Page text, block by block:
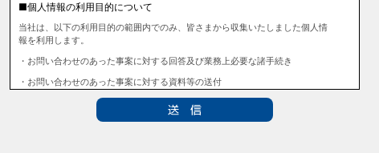
■個人情報の利用目的について
当社は、以下の利用目的の範囲内でのみ、皆さまから収集いたしました個人情
報を利用します。
・お問い合わせのあった事案に対する回答及び業務上必要な諸手続き
・お問い合わせのあった事案に対する資料等の送付